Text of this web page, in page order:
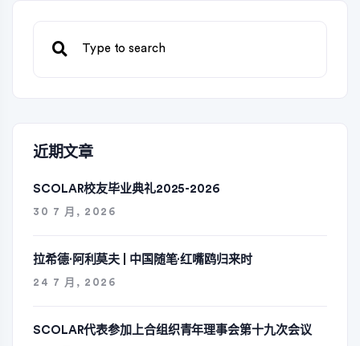
近期文章
SCOLAR校友毕业典礼2025-2026
30 7 月, 2026
拉希德·阿利莫夫 | 中国随笔·红嘴鸥归来时
24 7 月, 2026
SCOLAR代表参加上合组织青年理事会第十九次会议